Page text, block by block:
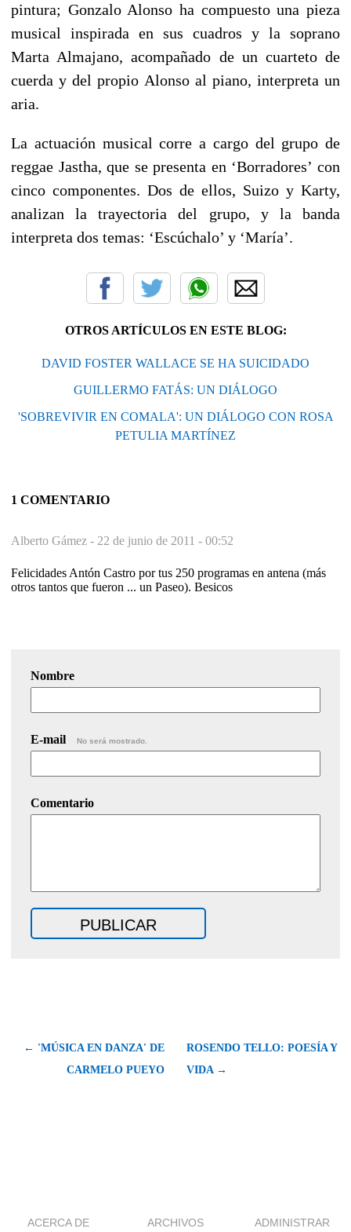
pintura; Gonzalo Alonso ha compuesto una pieza
musical inspirada en sus cuadros y la soprano
Marta Almajano, acompañado de un cuarteto de
cuerda y del propio Alonso al piano, interpreta un
aria.
La actuación musical corre a cargo del grupo de
reggae Jastha, que se presenta en ‘Borradores’ con
cinco componentes. Dos de ellos, Suizo y Karty,
analizan la trayectoria del grupo, y la banda
interpreta dos temas: ‘Escúchalo’ y ‘María’.
OTROS ARTÍCULOS EN ESTE BLOG:
DAVID FOSTER WALLACE SE HA SUICIDADO
GUILLERMO FATÁS: UN DIÁLOGO
'SOBREVIVIR EN COMALA': UN DIÁLOGO CON ROSA
PETULIA MARTÍNEZ
1 COMENTARIO
Alberto Gámez - 22 de junio de 2011 - 00:52
Felicidades Antón Castro por tus 250 programas en antena (más
otros tantos que fueron ... un Paseo). Besicos
Nombre
E-mail No será mostrado.
Comentario
← 'MÚSICA EN DANZA' DE
CARMELO PUEYO
ROSENDO TELLO: POESÍA Y
VIDA →
ACERCA DE ARCHIVOS ADMINISTRAR